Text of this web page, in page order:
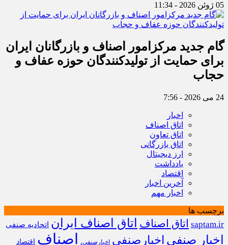
05 ژوئن 2026 - 11:34
گام جدید مرکزامور اصناف و بازرگانان ایران
برای حمایت از تولیدکنندگان حوزه عفاف و
حجاب
24 می 2026 - 7:56
اخبار
اتاق اصناف
اتاق تعاون
اتاق بازرگانی
ارز دیجیتال
یادداشت
اقتصاد
آخرین اخبار
اخبار مهم
برچسب ها
saptam.ir اتاق اصناف اتاق اصناف ایران اتحادیه صنفی
اخبار صنفی اخبارصنفی اخبارصنفی، اصناف اقتصاد